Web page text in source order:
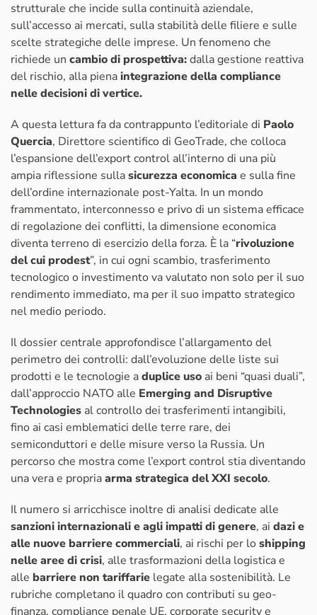
strutturale che incide sulla continuità aziendale,
sull’accesso ai mercati, sulla stabilità delle filiere e sulle
scelte strategiche delle imprese. Un fenomeno che
richiede un cambio di prospettiva:dalla gestione reattiva
del rischio, alla pienaintegrazione della compliance
nelle decisioni di vertice.
A questa lettura fa da contrappunto l’editoriale di Paolo
Quercia, Direttore scientifico di GeoTrade, che colloca
l’espansione dell’export control all’interno di una più
ampia riflessione sullasicurezza economica e sulla fine
dell’ordine internazionale post-Yalta. In un mondo
frammentato, interconnesso e privo di un sistema efficace
di regolazione dei conflitti, la dimensione economica
diventa terreno di esercizio della forza. È la “rivoluzione
del cui prodest”, in cui ogni scambio, trasferimento
tecnologico o investimento va valutato non solo per il suo
rendimento immediato, ma per il suo impatto strategico
nel medio periodo.
Il dossier centrale approfondisce l’allargamento del
perimetro dei controlli: dall’evoluzione delle liste sui
prodotti e le tecnologie aduplice uso ai beni “quasi duali”,
dall’approccio NATO alle Emerging and Disruptive
Technologies al controllo dei trasferimenti intangibili,
fino ai casi emblematici delle terre rare, dei
semiconduttori e delle misure verso la Russia. Un
percorso che mostra come l’export control stia diventando
una vera e propriaarma strategica del XXI secolo.
Il numero si arricchisce inoltre di analisi dedicate alle
sanzioni internazionali e agli impatti di genere, ai dazi e
alle nuove barriere commerciali, ai rischi per lo shipping
nelle aree di crisi, alle trasformazioni della logistica e
alle barriere non tariffarie legate alla sostenibilità. Le
rubriche completano il quadro con contributi su geo-
finanza, compliance penale UE, corporate security e